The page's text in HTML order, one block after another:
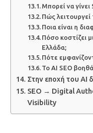
Μπορεί να γίνει
Πώς
Ποια είναι η
Πόσο κοστίζει
Ελλάδα;
Πότε
Το AI SEO
Στην εποχή του AI
SEO → Digital
Visibility